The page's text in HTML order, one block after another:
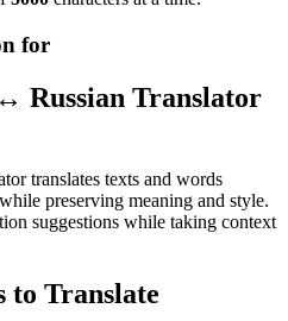
for
Russian Translator
translates texts and words
preserving meaning and style.
suggestions while taking context
to Translate